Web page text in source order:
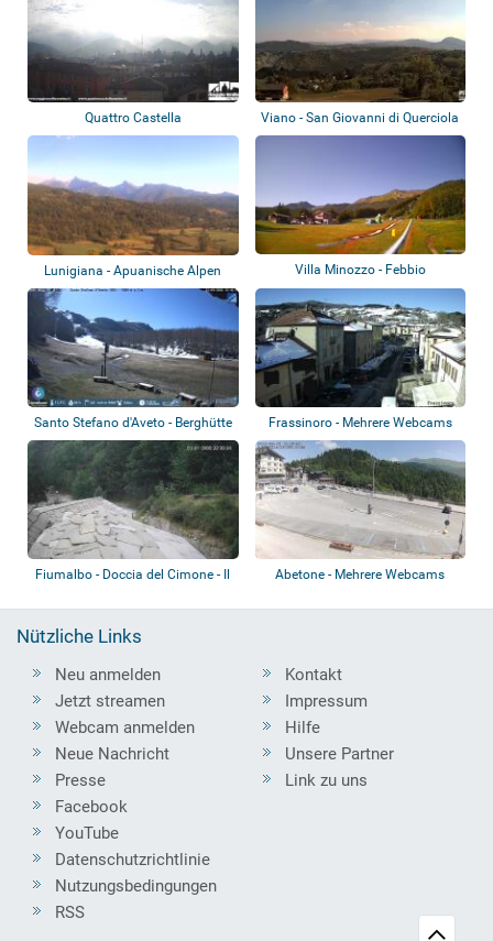
Quattro Castella Viano - San Giovanni di Querciola
Lunigiana - Apuanische Alpen Villa Minozzo - Febbio
Santo Stefano d'Aveto - Berghütte
Prato...
Frassinoro - Mehrere Webcams
Fiumalbo - Doccia del Cimone - Il
Abetone - Mehrere Webcams
Nützliche Links
Neu anmelden
Jetzt streamen
Webcam anmelden
Neue Nachricht
Presse
Kontakt
Impressum
Hilfe
Unsere Partner
Link zu uns
Facebook
YouTube
Datenschutzrichtlinie
Nutzungsbedingungen
RSS